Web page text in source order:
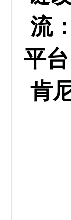
流
平
肯